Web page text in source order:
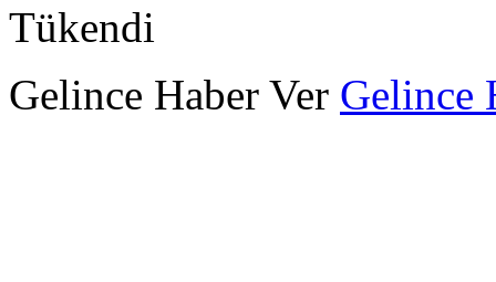
Tükendi
Gelince Haber Ver Gelince